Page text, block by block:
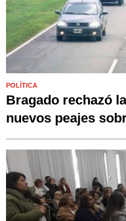
POLÍTICA
Bragado rechazó
nuevos peajes